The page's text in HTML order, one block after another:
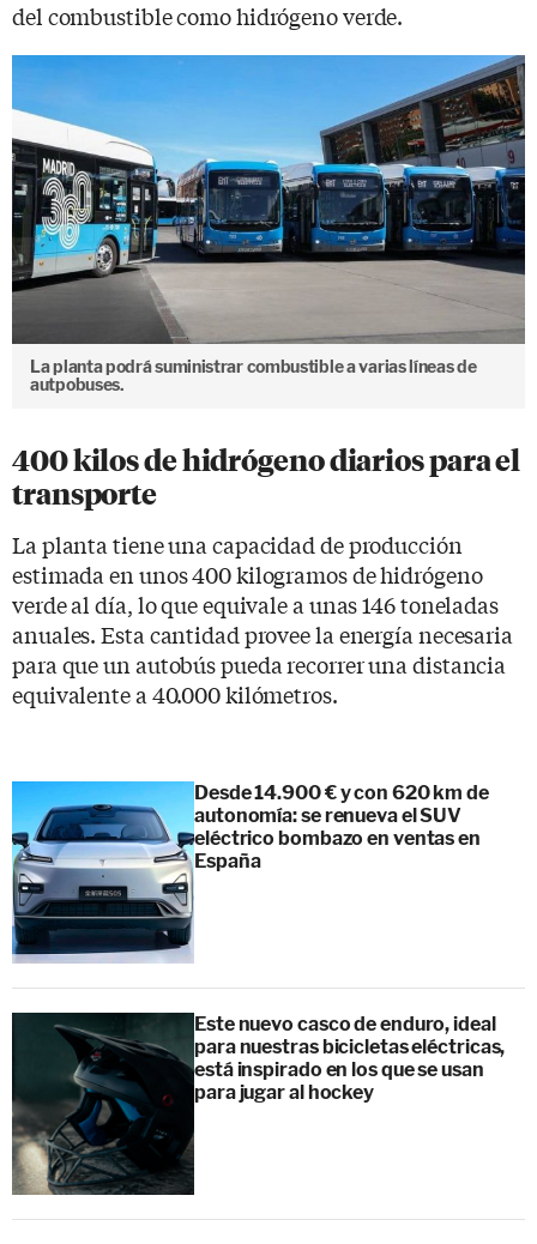
del combustible como hidrógeno verde.
La planta podrá suministrar combustible a varias líneas de
autpobuses.
400 kilos de hidrógeno diarios para el
transporte
La planta tiene una capacidad de producción
estimada en unos 400 kilogramos de hidrógeno
verde al día, lo que equivale a unas 146 toneladas
anuales. Esta cantidad provee la energía necesaria
para que un autobús pueda recorrer una distancia
equivalente a 40.000 kilómetros.
Desde 14.900 € y con 620 km de
autonomía: se renueva el SUV
eléctrico bombazo en ventas en
España
Este nuevo casco de enduro, ideal
para nuestras bicicletas eléctricas,
está inspirado en los que se usan
para jugar al hockey